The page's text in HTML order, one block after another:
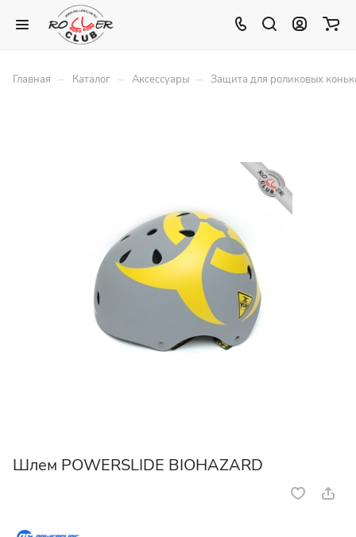
Главная – Каталог – Аксессуары – Защита для роликовых
Шлем POWERSLIDE BIOHAZARD